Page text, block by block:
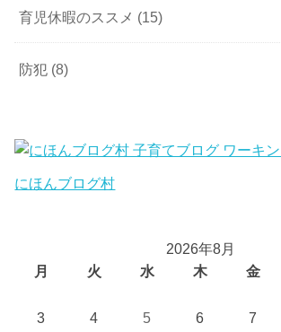
育児休暇のススメ (15)
防犯 (8)
にほんブログ村
2026年8月
月
火 水 木 金
3
4 5 6 7